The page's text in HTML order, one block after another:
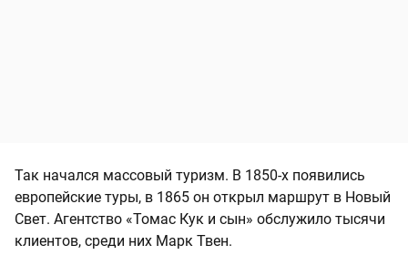
Так начался массовый туризм. В 1850‑х появились
европейские туры, в 1865 он открыл маршрут в Новый
Свет. Агентство «Томас Кук и сын» обслужило тысячи
клиентов, среди них Марк Твен.